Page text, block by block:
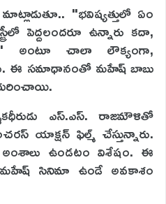
మాట్లాడుతూ.. "భవిష్యత్తులో ఏం
పెద్దలందరూ ఉన్నారు కదా,
అంటూ చాలా లౌక్యంగా,
ఈ సమాధానంతో మహేష్ బాబు
ఎస్.ఎస్. రాజమౌళితో
యాక్షన్ ఫిల్మ్ చేస్తున్నారు.
ఉండటం విశేషం. ఈ
మహేష్ సినిమా ఉండే అవకాశం